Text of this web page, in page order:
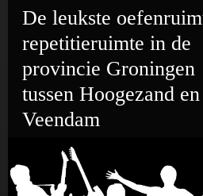
naar
inhoud
to
3
to
2
to
3
to
2
to
2
De leukste
repetitieruimte in de
provincie Groningen
tussen Hoogezand en
Veendam